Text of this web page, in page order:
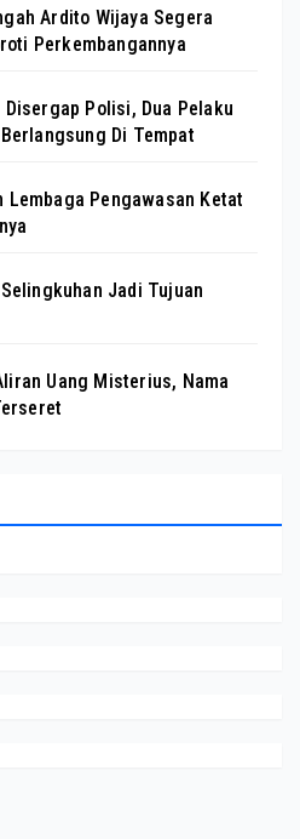
Ardito Wijaya Segera
Perkembangannya
Polisi, Dua Pelaku
Di Tempat
Lembaga Pengawasan Ketat
Jadi Tujuan
Uang Misterius, Nama